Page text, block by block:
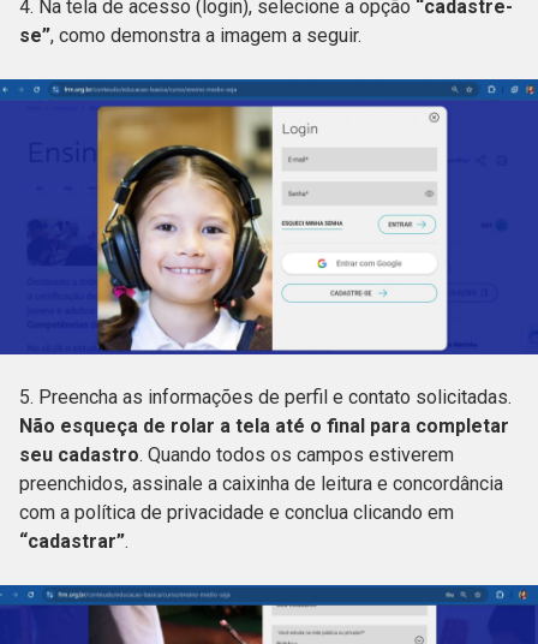
4. Na tela de acesso (login), selecione a opção “cadastre-
se”, como demonstra a imagem a seguir.
5. Preencha as informações de perfil e contato solicitadas.
Não esqueça de rolar a tela até o final para completar
seu cadastro. Quando todos os campos estiverem
preenchidos, assinale a caixinha de leitura e concordância
com a política de privacidade e conclua clicando em
“cadastrar”.